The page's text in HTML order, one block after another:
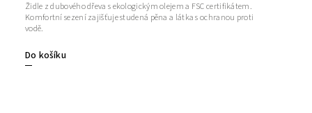
Do košíku
Židle z dubového dřeva s ekologickým olejem a FSC certifikátem.
Komfortní sezení zajišťuje studená pěna a látka s ochranou proti
vodě.